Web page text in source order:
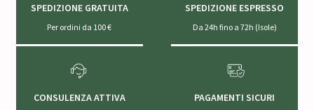
SPEDIZIONE GRATUITA
Per ordini da 100 €
SPEDIZIONE ESPRESSO
Da 24h fino a 72h (Isole)
CONSULENZA ATTIVA PAGAMENTI SICURI